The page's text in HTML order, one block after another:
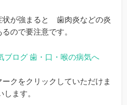
が強まると 歯肉炎などの炎
ので要注意です。
クをクリックしていただけま
ます。